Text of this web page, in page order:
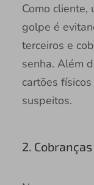
Como cliente,
golpe é
terceiros e
senha. Além
cartões
suspeitos.
2.